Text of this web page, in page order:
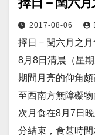
2017-08-06
擇日－閏六月之
8月8日清晨（星
期間月亮的仰角
至西南方無障礙
次月食在8月7日
分結束，食甚時